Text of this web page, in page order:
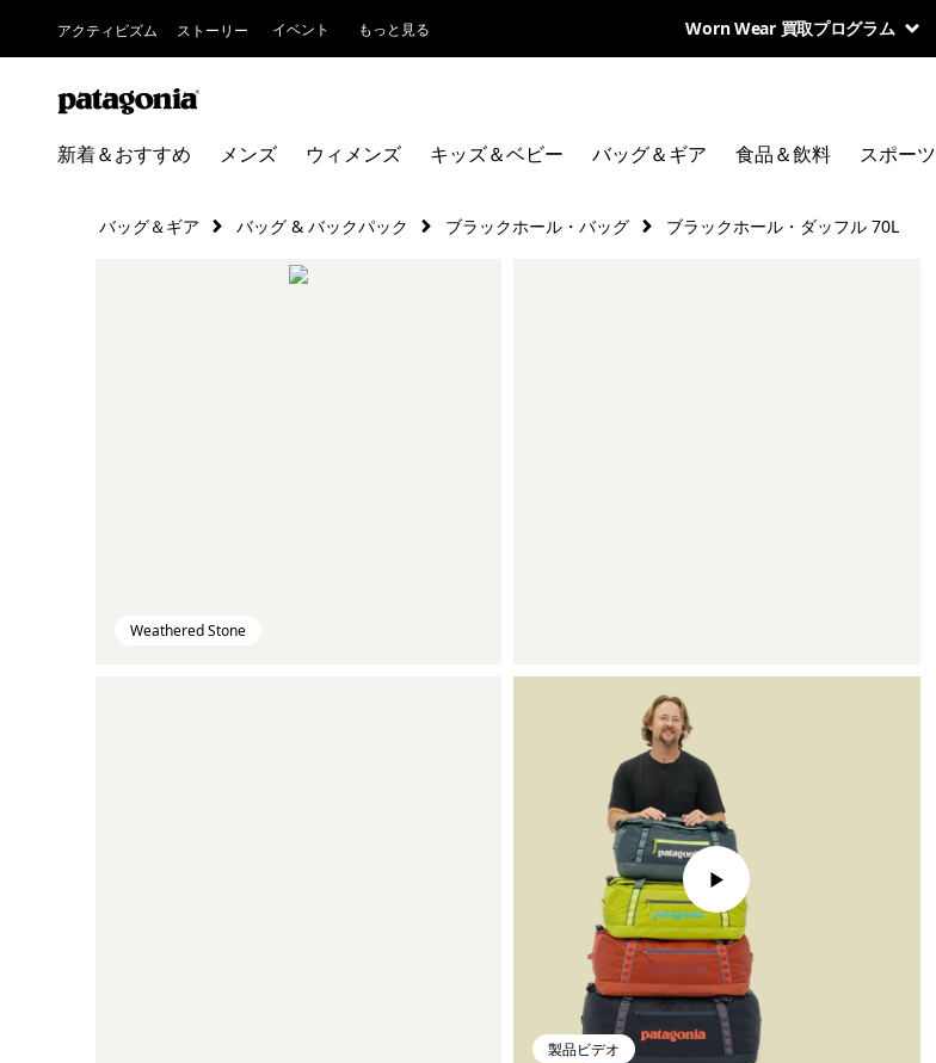
アクティビズム ストーリー イベント もっと見る Worn Wear 買取プログラム
新着＆おすすめ メンズ ウィメンズ キッズ＆ベビー バッグ＆ギア 食品＆飲料 スポーツ
バッグ＆ギア バッグ & バックパック ブラックホール・バッグ ブラックホール・ダッフル 70L
Weathered Stone
製品ビデオ